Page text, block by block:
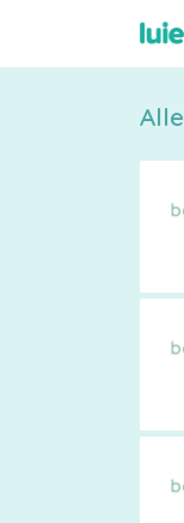
Maattabel